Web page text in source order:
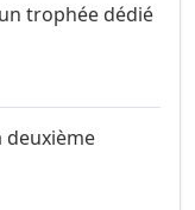
trophée dédié
deuxième